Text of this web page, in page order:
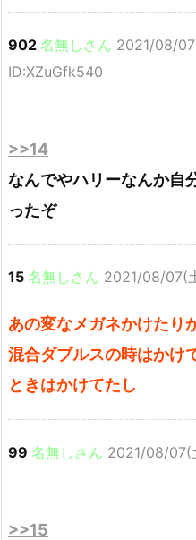
902 名無しさん 2021/08/
ID:XZuGfk540
>>14
なんでやハリーなんか自
ったぞ
15 名無しさん 2021/08/07(
あの変なメガネかけたり
混合ダブルスの時はかけ
ときはかけてたし
99 名無しさん 2021/08/07(
>>15